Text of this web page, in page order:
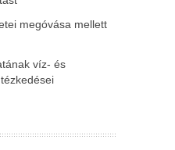
megóvása mellett
víz- és